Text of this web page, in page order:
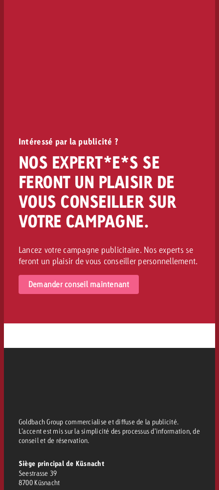
Intéressé par la publicité ?
NOS EXPERT*E*S SE
FERONT UN PLAISIR DE
VOUS CONSEILLER SUR
VOTRE CAMPAGNE.
Lancez votre campagne publicitaire. Nos experts se
feront un plaisir de vous conseiller personnellement.
Demander conseil maintenant
Goldbach Group commercialise et diffuse de la publicité.
L’accent est mis sur la simplicité des processus d’information, de
conseil et de réservation.
Siège principal de Küsnacht
Seestrasse 39
8700 Küsnacht